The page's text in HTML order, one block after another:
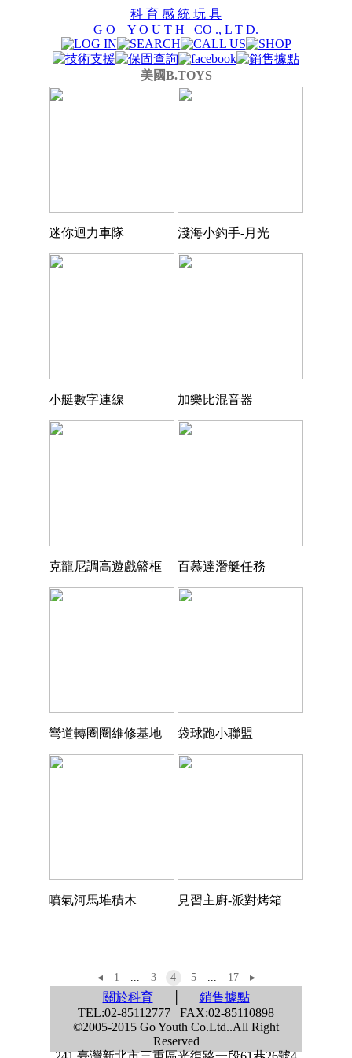
科 育 感 統 玩 具
G O Y O U T H CO ., L T D.
美國B.TOYS
迷你迴力車隊 淺海小釣手-月光
小艇數字連線 加樂比混音器
克龍尼調高遊戲籃框 百慕達潛艇任務
彎道轉圈圈維修基地 袋球跑小聯盟
噴氣河馬堆積木 見習主廚-派對烤箱
◂ 1 ... 3 4 5 ... 17 ▸
關於科育│ 銷售據點
TEL:02-85112777 FAX:02-85110898
©2005-2015 Go Youth Co.Ltd..All Right
Reserved